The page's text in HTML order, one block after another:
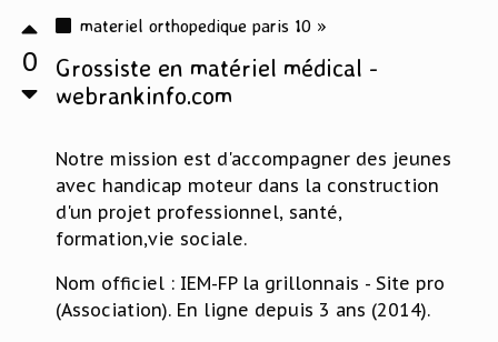
0
materiel orthopedique paris 10 »
Grossiste en matériel médical -
webrankinfo.com
Notre mission est d'accompagner des jeunes
avec handicap moteur dans la construction
d'un projet professionnel, santé,
formation,vie sociale.
Nom officiel : IEM-FP la grillonnais - Site pro
(Association). En ligne depuis 3 ans (2014).